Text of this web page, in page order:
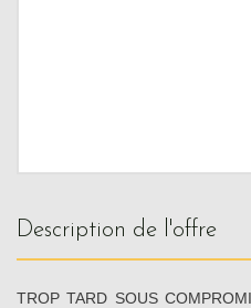
description de l'offre
TROP TARD SOUS